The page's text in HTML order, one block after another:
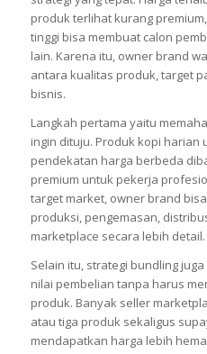
produk terlihat kurang
tinggi bisa membuat calon
lain. Karena itu, owner brand
antara kualitas produk, target
bisnis.
Langkah pertama yaitu
ingin dituju. Produk kopi
pendekatan harga berbeda
premium untuk pekerja
target market, owner brand
produksi, pengemasan,
marketplace secara lebih detail.
Selain itu, strategi bundling
nilai pembelian tanpa harus
produk. Banyak seller
atau tiga produk sekaligus
mendapatkan harga lebih